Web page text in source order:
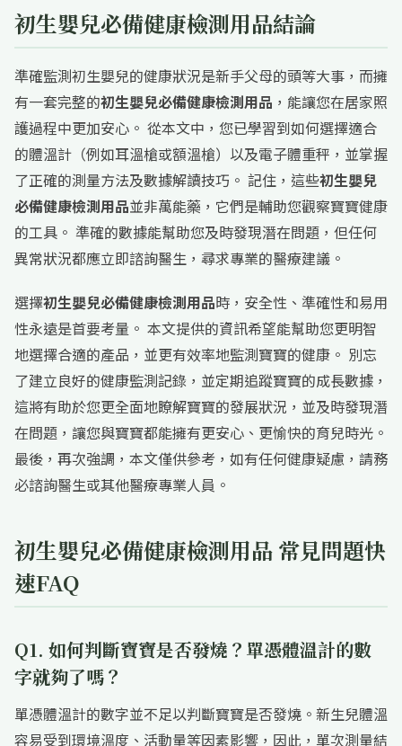
初生嬰兒必備健康檢測用品結論
準確監測初生嬰兒的健康狀況是新手父母的頭等大事，而擁
有一套完整的初生嬰兒必備健康檢測用品 ，能讓您在居家照
護過程中更加安心。 從本文中，您已學習到如何選擇適合
的體溫計（例如耳溫槍或額溫槍）以及電子體重秤，並掌握
了正確的測量方法及數據解讀技巧。 記住，這些初生嬰兒
必備健康檢測用品並非萬能藥，它們是輔助您觀察寶寶健康
的工具。 準確的數據能幫助您及時發現潛在問題，但任何
異常狀況都應立即諮詢醫生，尋求專業的醫療建議。
選擇初生嬰兒必備健康檢測用品時，安全性、準確性和易用
性永遠是首要考量。 本文提供的資訊希望能幫助您更明智
地選擇合適的產品，並更有效率地監測寶寶的健康。 別忘
了建立良好的健康監測記錄，並定期追蹤寶寶的成長數據，
這將有助於您更全面地瞭解寶寶的發展狀況，並及時發現潛
在問題，讓您與寶寶都能擁有更安心、更愉快的育兒時光。
最後，再次強調，本文僅供參考，如有任何健康疑慮，請務
必諮詢醫生或其他醫療專業人員。
初生嬰兒必備健康檢測用品 常見問題快
速FAQ
Q1. 如何判斷寶寶是否發燒？單憑體溫計的數
字就夠了嗎？
單憑體溫計的數字並不足以判斷寶寶是否發燒。新生兒體溫
容易受到環境溫度、活動量等因素影響，因此，單次測量結